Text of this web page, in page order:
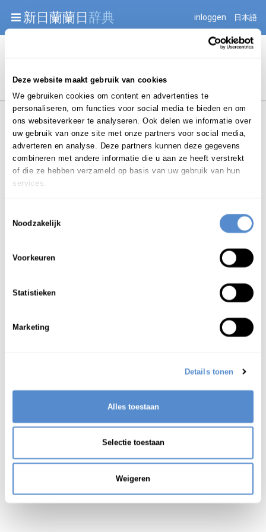
Deze website maakt gebruik van cookies
We gebruiken cookies om content en advertenties te
personaliseren, om functies voor social media te bieden en om
ons websiteverkeer te analyseren. Ook delen we informatie over
uw gebruik van onze site met onze partners voor social media,
adverteren en analyse. Deze partners kunnen deze gegevens
combineren met andere informatie die u aan ze heeft verstrekt
of die ze hebben verzameld op basis van uw gebruik van hun
services.
Noodzakelijk
Voorkeuren
Statistieken
Marketing
Details tonen
Alles toestaan
Selectie toestaan
Weigeren
Warning: Undefined array key "jnnjuid" in
/mnt/web216/d2/76/52236976/htdocs/jnnj-prod/search.php
新日蘭蘭日辞典 inloggen 日本語
Login om te bewerken ...
と
transactie; handel; nering; verkoop